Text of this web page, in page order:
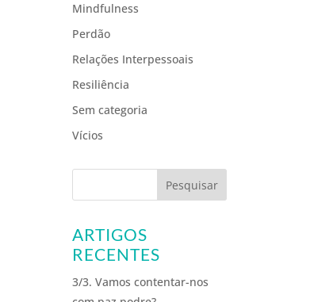
Mindfulness
Perdão
Relações Interpessoais
Resiliência
Sem categoria
Vícios
ARTIGOS
RECENTES
3/3. Vamos contentar-nos